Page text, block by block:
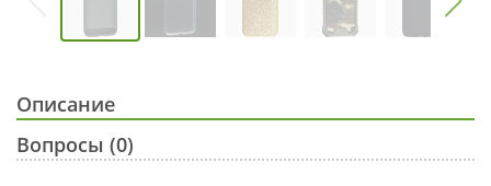
Описание
Вопросы (0)